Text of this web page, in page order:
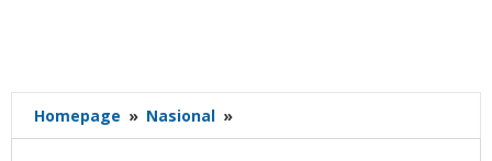
Homepage » Nasional »
Ketersediaan